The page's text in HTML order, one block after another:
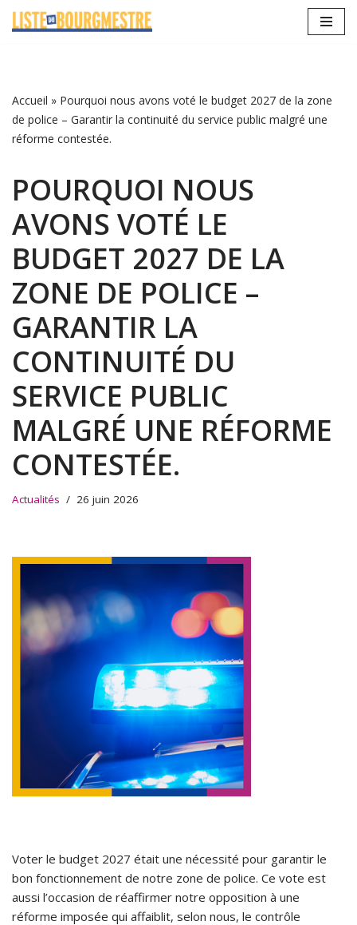
Accueil » Pourquoi nous avons voté le budget 2027 de la zone
de police – Garantir la continuité du service public malgré une
réforme contestée.
POURQUOI NOUS
AVONS VOTÉ LE
BUDGET 2027 DE LA
ZONE DE POLICE –
GARANTIR LA
CONTINUITÉ DU
SERVICE PUBLIC
MALGRÉ UNE RÉFORME
CONTESTÉE.
Actualités 26 juin 2026
Voter le budget 2027 était une nécessité pour garantir le
bon fonctionnement de notre zone de police. Ce vote est
aussi l’occasion de réaffirmer notre opposition à une
réforme imposée qui affaiblit, selon nous, le contrôle